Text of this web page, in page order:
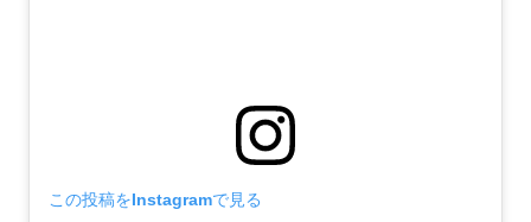
この投稿をInstagramで見る